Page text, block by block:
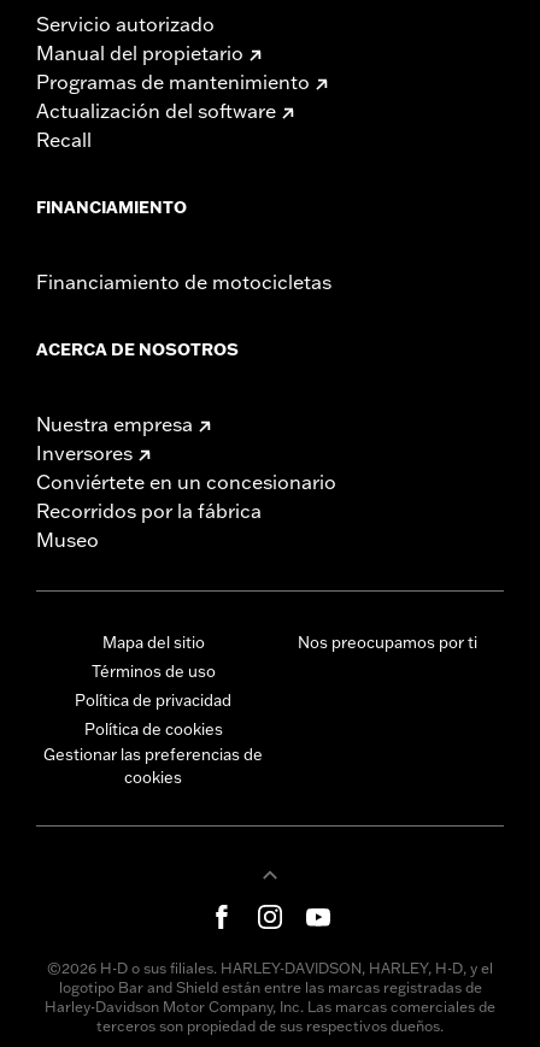
Servicio autorizado
Manual del propietario
Programas de mantenimiento
Actualización del software
Recall
FINANCIAMIENTO
Financiamiento de motocicletas
ACERCA DE NOSOTROS
Nuestra empresa
Inversores
Conviértete en un concesionario
Recorridos por la fábrica
Museo
Mapa del sitio
Términos de uso
Política de privacidad
Política de cookies
Gestionar las preferencias de
cookies
Nos preocupamos por ti
©2026 H-D o sus filiales. HARLEY-DAVIDSON, HARLEY, H-D, y el
logotipo Bar and Shield están entre las marcas registradas de
Harley-Davidson Motor Company, Inc. Las marcas comerciales de
terceros son propiedad de sus respectivos dueños.